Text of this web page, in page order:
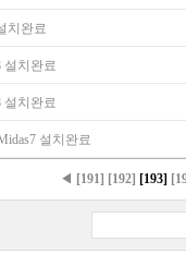
치완료
설치완료
설치완료
설치완료
◀ [191] [192] [193]